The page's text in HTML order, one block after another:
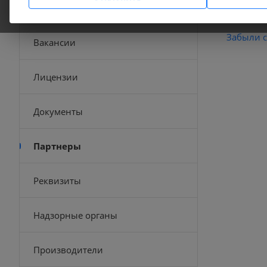
Забыли
Отзывы
Вакансии
Лицензии
Документы
Партнеры
Реквизиты
Надзорные органы
Производители